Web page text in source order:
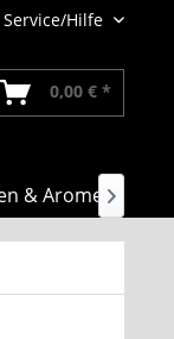
Service/Hilfe
0,00 € *
& Aromen
